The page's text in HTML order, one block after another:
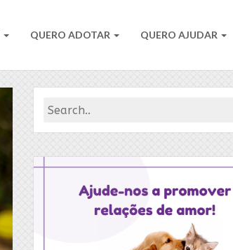
QUERO ADOTAR QUERO AJUDAR